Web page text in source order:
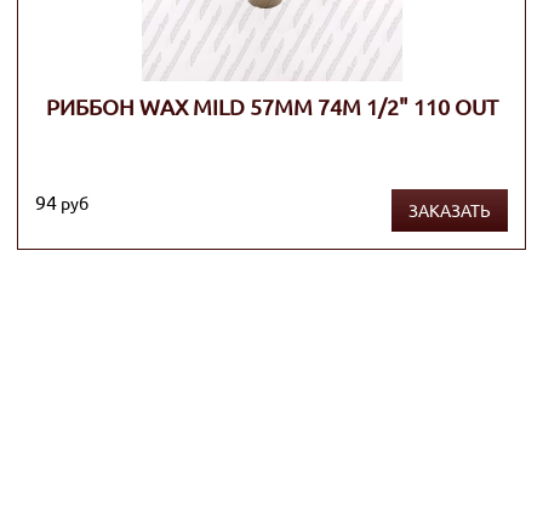
РИББОН WAX MILD 57ММ 74М 1/2" 110 OUT
94 руб ЗАКАЗАТЬ